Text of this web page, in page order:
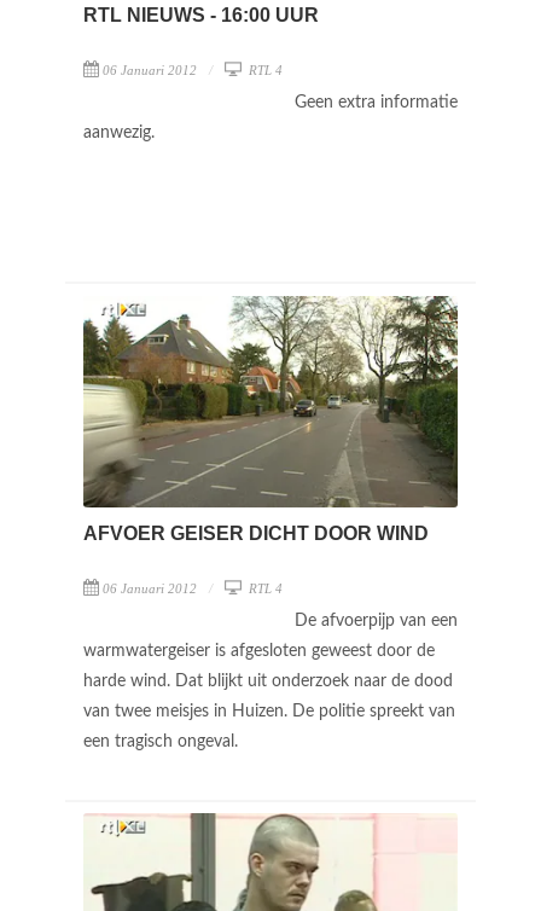
RTL NIEUWS - 16:00 UUR
06 Januari 2012 RTL 4
Geen extra informatie
aanwezig.
AFVOER GEISER DICHT DOOR WIND
06 Januari 2012 RTL 4
De afvoerpijp van een
warmwatergeiser is afgesloten geweest door de
harde wind. Dat blijkt uit onderzoek naar de dood
van twee meisjes in Huizen. De politie spreekt van
een tragisch ongeval.